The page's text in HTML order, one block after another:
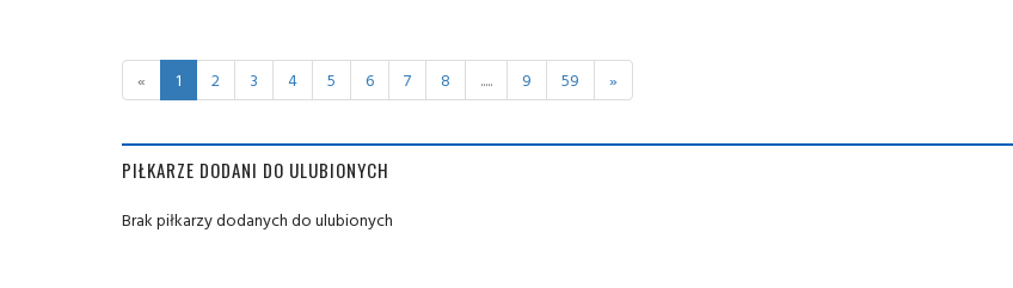
« 1 2 3 4 5 6 7 8 ..... 9 59 »
PIŁKARZE DODANI DO ULUBIONYCH
Brak piłkarzy dodanych do ulubionych